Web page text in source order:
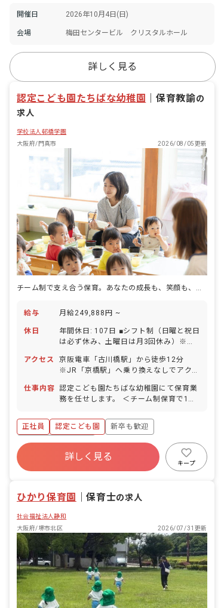
開催日 2026年10月4日(日)
会場 梅田センタービル クリスタルホール
詳しく見る
認定こども園たちばな幼稚園 保育教諭の
求人
学校法人邨橋学園
大阪府/門真市
2026/08/05更新
チーム制で支え合う保育。あなたの成長も、笑顔も、ここで咲かせよう。
給与 月給249,888円 ~
休日
年間休日: 107日 ■シフト制（日曜と祝日
は必ず休み、土曜日は月3回休み）※月8
た場合は、代休を設けます。 ■夏期休暇
（4日） ■年末年始（12/28～1/4） ■有
給休暇（法定通りに付与／取得率80％／
5日以上の連休取得は応相談） ■慶弔休
もに100％） ■介護・看護休暇 ※いずれ
の休日・休暇も就業規則による。
アクセス
京阪電車「古川橋駅」から徒歩12分
※JR「京橋駅」へ乗り換えなしでアクセ
OK（駐車場完備）、マイカー通勤は応
相談。
仕事内容 認定こども園たちばな幼稚園にて保育業
務を任せします。 ＜チーム制保育で1人
ではなく、リーダー・サブリーダー・サ
ポーターの3人で構成されたチーム制で
保育を行っています。リーダーはベテラ
ンの先生から順に週ごとに担当するの
で、新人にも担当が順番に回ってくるよ
うになっています。最初は先輩方がどの
かをチームの一員として体感していただ
活かせるようになっています。課題にも
チームで取り組み、1人で悩むことなく
余裕をもって保育に向き合える環境を大
切にしています。 ＜特定のチームに属さ
ない「職員室フリー」＞ 「職員室フリ
ー」と呼ばれる先生方の配置も行ってお
り、広い視野でチーム内のサポートに入
ることで、万が一チームにお休み先生が
いても、他のメンバーの業務負担が増え
正社員 認定こども園
新卒も歓迎
ボーナス・賞与あり
寮・住宅・家賃補助あり
社会保険完備
残業少なめ
詳しく見る
キープ
ひかり保育園 ｜保育士の求人
社会福祉法人静和
大阪府/堺市北区
2026/07/31更新